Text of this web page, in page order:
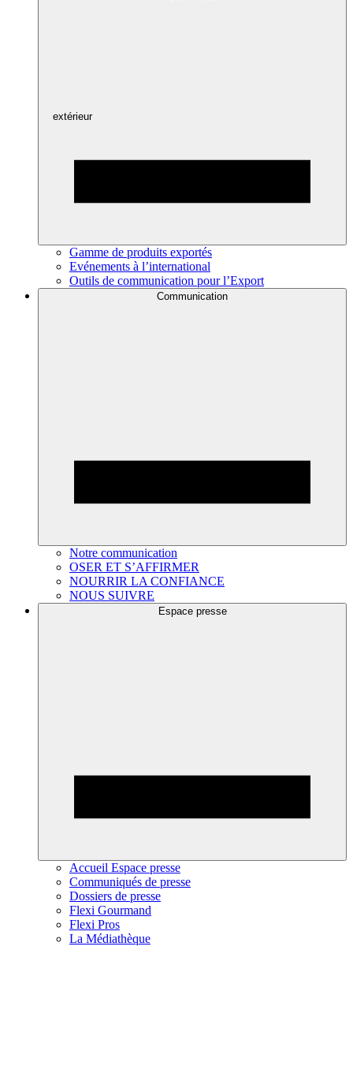
extérieur
Gamme de produits exportés
Evénements à l’international
Outils de communication pour l’Export
Communication
Notre communication
OSER ET S’AFFIRMER
NOURRIR LA CONFIANCE
NOUS SUIVRE
Espace presse
Accueil Espace presse
Communiqués de presse
Dossiers de presse
Flexi Gourmand
Flexi Pros
La Médiathèque